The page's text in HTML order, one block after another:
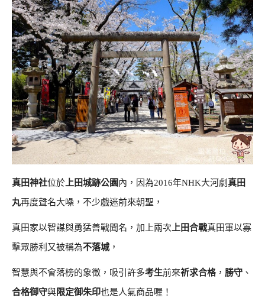
真田神社位於上田城跡公園內，因為2016年NHK大河劇真田
丸再度聲名大噪，不少戲迷前來朝聖，
真田家以智謀與勇猛善戰聞名，加上兩次上田合戰真田軍以寡
擊眾勝利又被稱為不落城，
智慧與不會落榜的象徵，吸引許多考生前來祈求合格， 勝守 、
合格御守與限定御朱印也是人氣商品喔！